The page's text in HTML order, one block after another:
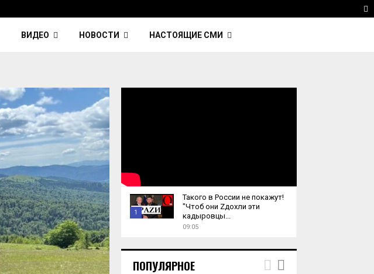
ВИДЕО НОВОСТИ НАСТОЯЩИЕ СМИ
1
u
m
Такого в России не покажут!
"Чтоб они Zдохли эти
кадыровцы...
09:05
ПОПУЛЯРНОЕ